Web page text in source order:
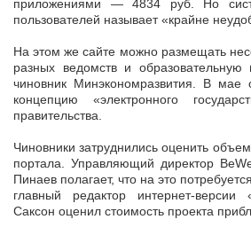
приложениями — 4834 руб. Но
пользователей называет «крайне
На этом же сайте можно размещать
разных ведомств и
чиновник Минэкономразвития. В мае
концепцию «электронного
правительства.
Чиновники затруднились оценить
портала. Управляющий директор
Пинаев полагает, что на это
главный редактор интернет-версии
Саксон оценил стоимость проекта